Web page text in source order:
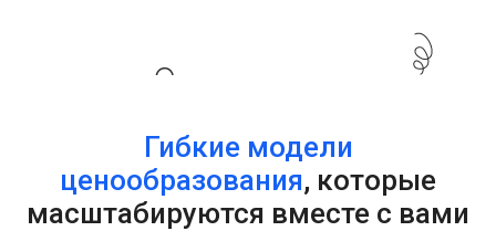
Гибкие модели
ценообразования, которые
масштабируются вместе с вами